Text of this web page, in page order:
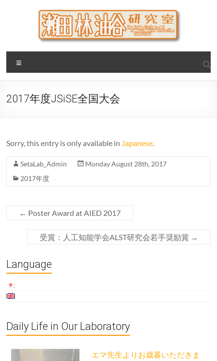
瀬田・林・油谷研究室
大阪公立大学 大学院 情報学研究科 学際情報学専攻 / 大阪府
立大学 理学部 情報数理科学科(大学院 理学系研究科 情報数理
2017年度JSiSE全国大会
Sorry, this entry is only available in Japanese.
SetaLab_Admin
Monday August 28th, 2017
2017年度
← Poster Award at AIED 2017
受賞：人工知能学会ALST研究会若手奨励賞 →
Language
Daily Life in Our Laboratory
エマ先生よりお歳暮いただきま